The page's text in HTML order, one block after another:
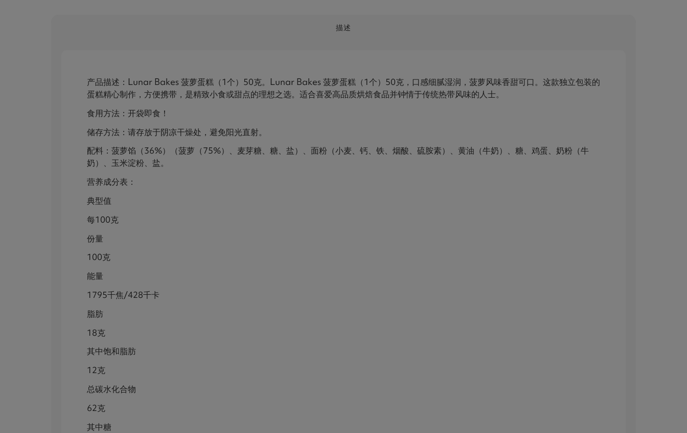
描述
产品描述：Lunar Bakes 菠萝蛋糕（1个）50克。Lunar Bakes 菠萝蛋糕（1个）50克，口感细腻湿润，菠萝风味香甜可口。这款独立包装的
蛋糕精心制作，方便携带，是精致小食或甜点的理想之选。适合喜爱高品质烘焙食品并钟情于传统热带风味的人士。
食用方法：开袋即食！
储存方法：请存放于阴凉干燥处，避免阳光直射。
配料：菠萝馅（36%）（菠萝（75%）、麦芽糖、糖、盐）、面粉（小麦、钙、铁、烟酸、硫胺素）、黄油（牛奶）、糖、鸡蛋、奶粉（牛
奶）、玉米淀粉、盐。
营养成分表：
典型值
每100克
份量
100克
能量
1795千焦/428千卡
脂肪
18克
其中饱和脂肪
12克
总碳水化合物
62克
其中糖